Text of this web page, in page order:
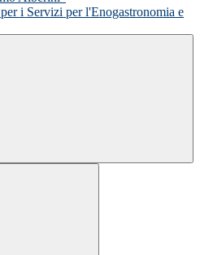
per i Servizi per l'Enogastronomia e